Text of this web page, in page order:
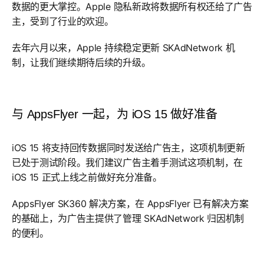
数据的更大掌控。Apple 隐私新政将数据所有权还给了广告
主，受到了行业的欢迎。
去年六月以来，Apple 持续稳定更新 SKAdNetwork 机
制，让我们继续期待后续的升级。
与 AppsFlyer 一起，为 iOS 15 做好准备
iOS 15 将支持回传数据同时发送给广告主，这项机制更新
已处于测试阶段。我们建议广告主着手测试这项机制，在
iOS 15 正式上线之前做好充分准备。
AppsFlyer SK360 解决方案，在 AppsFlyer 已有解决方案
的基础上，为广告主提供了管理 SKAdNetwork 归因机制
的便利。